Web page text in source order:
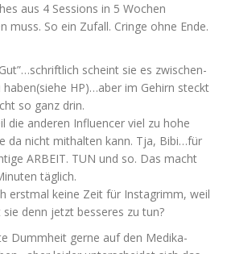
aus 4 Ses­si­ons in 5 Wochen
muss. So ein Zufall. Crin­ge ohne Ende.
scheint sie es zwi­schen­
HP)…aber im Gehirn steckt
so ganz drin.
die ande­ren Influen­cer viel zu hohe
da nicht mit­hal­ten kann. Tja, Bibi…für
ARBEIT. TUN und so. Das macht
täglich.
erst­mal kei­ne Zeit für Instagrimm, weil
denn jetzt bes­se­res zu tun?
Dumm­heit ger­ne auf den Medi­ka­